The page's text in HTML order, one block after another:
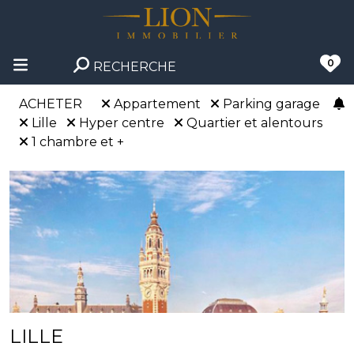
RECHERCHE 0
ACHETER Appartement
Parking garage
Lille
Hyper centre
Quartier et alentours
1 chambre et +
LILLE